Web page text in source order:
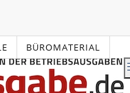
BÜROMATERIAL